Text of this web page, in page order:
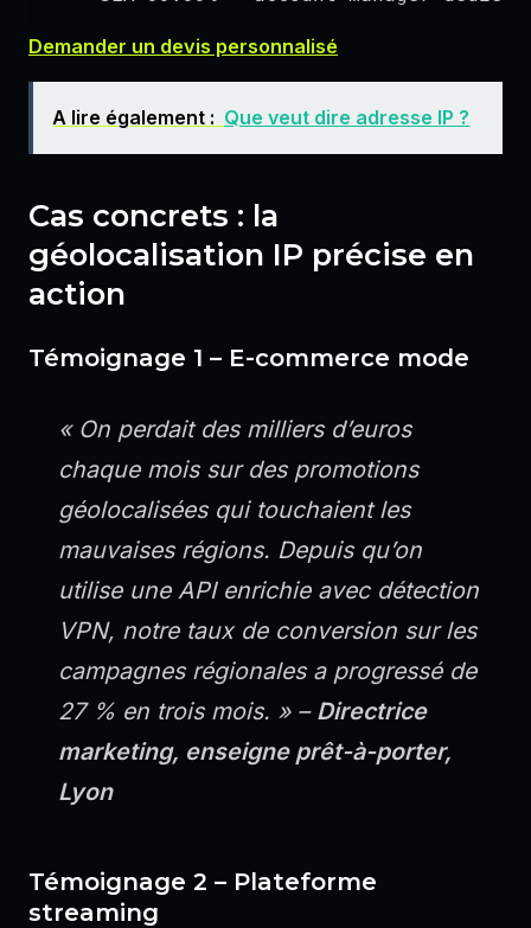
Demander un devis personnalisé
A lire également : Que veut dire adresse IP ?
Cas concrets : la
géolocalisation IP précise en
action
Témoignage 1 – E-commerce mode
« On perdait des milliers d’euros
chaque mois sur des promotions
géolocalisées qui touchaient les
mauvaises régions. Depuis qu’on
utilise une API enrichie avec détection
VPN, notre taux de conversion sur les
campagnes régionales a progressé de
27 % en trois mois. » – Directrice
marketing, enseigne prêt-à-porter,
Lyon
Témoignage 2 – Plateforme
streaming